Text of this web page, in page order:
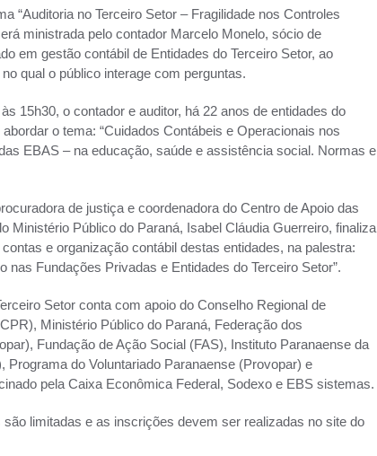
“Auditoria no Terceiro Setor – Fragilidade nos Controles
ministrada pelo contador Marcelo Monelo, sócio de
em gestão contábil de Entidades do Terceiro Setor, ao
qual o público interage com perguntas.
15h30, o contador e auditor, há 22 anos de entidades do
o tema: “Cuidados Contábeis e Operacionais nos
EBAS – na educação, saúde e assistência social. Normas e
de justiça e coordenadora do Centro de Apoio das
Ministério Público do Paraná, Isabel Cláudia Guerreiro, finaliza
e organização contábil destas entidades, na palestra:
nas Fundações Privadas e Entidades do Terceiro Setor”.
Setor conta com apoio do Conselho Regional de
Ministério Público do Paraná, Federação dos
Fundação de Ação Social (FAS), Instituto Paranaense da
Programa do Voluntariado Paranaense (Provopar) e
pela Caixa Econômica Federal, Sodexo e EBS sistemas.
limitadas e as inscrições devem ser realizadas no site do